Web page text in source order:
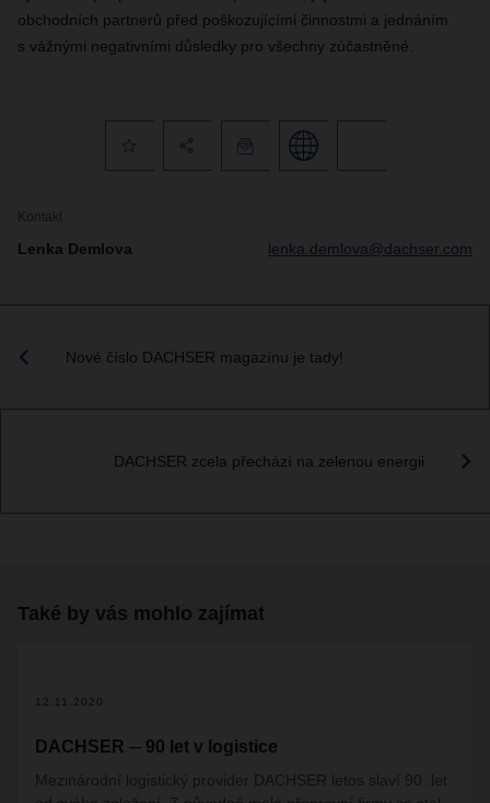
obchodních partnerů před poškozujícími činnostmi a jednáním
s vážnými negativními důsledky pro všechny zúčastněné.
Kontakt
Lenka Demlova lenka.demlova@dachser.com
Nové číslo DACHSER magazínu je tady!
DACHSER zcela přechází na zelenou energii
Také by vás mohlo zajímat
12.11.2020
DACHSER ─ 90 let v logistice
Mezinárodní logistický provider DACHSER letos slaví 90. let